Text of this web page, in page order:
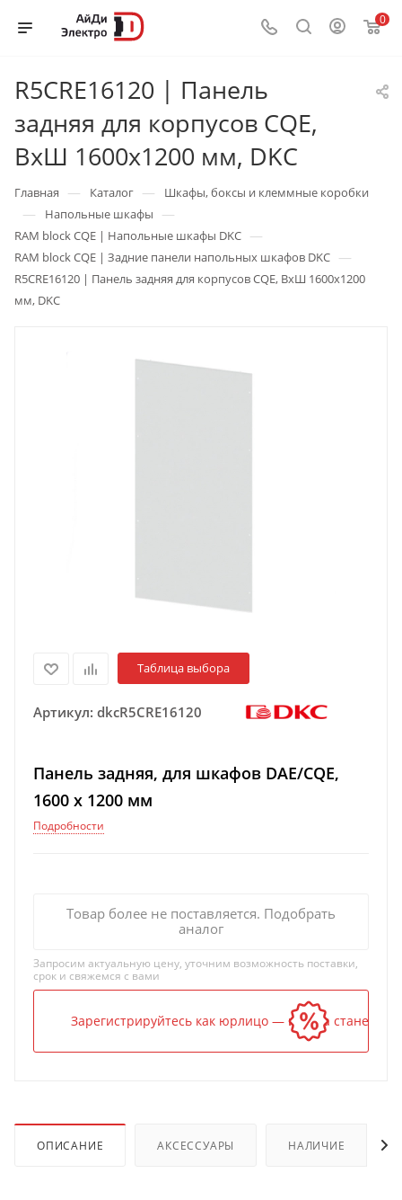
0
R5CRE16120 | Панель
задняя для корпусов CQE,
ВхШ 1600х1200 мм, DKC
Главная — Каталог — Шкафы, боксы и клеммные коробки
— Напольные шкафы —
RAM block CQE | Напольные шкафы DKC —
RAM block CQE | Задние панели напольных шкафов DKC —
R5CRE16120 | Панель задняя для корпусов CQE, ВхШ 1600х1200
мм, DKC
Таблица выбора
Артикул: dkcR5CRE16120
Панель задняя, для шкафов DAE/CQE,
1600 x 1200 мм
Подробности
Товар более не поставляется. Подобрать
аналог
Запросим актуальную цену, уточним возможность поставки,
срок и свяжемся с вами
Зарегистрируйтесь как юрлицо — и цена станет
ОПИСАНИЕ АКСЕССУАРЫ НАЛИЧИЕ